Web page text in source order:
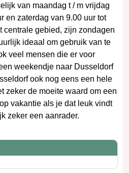
van maandag t / m vrijdag
en zaterdag van 9.00 uur tot
centrale gebied, zijn zondagen
ideaal om gebruik van te
veel mensen die er voor
weekendje naar Dusseldorf
ook nog eens een hele
zeker de moeite waard om een
vakantie als je dat leuk vindt
zeker een aanrader.